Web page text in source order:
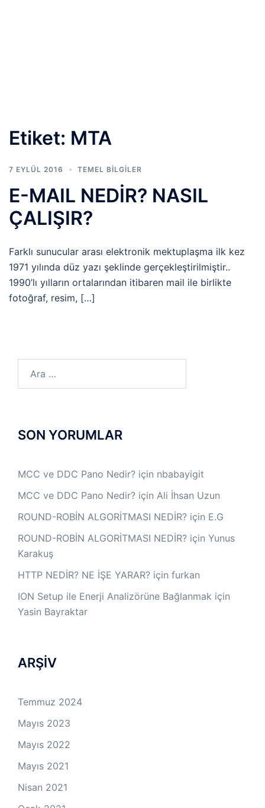
Etiket: MTA
7 EYLÜL 2016 TEMEL BİLGİLER
E-MAIL NEDİR? NASIL
ÇALIŞIR?
Farklı sunucular arası elektronik mektuplaşma ilk kez
1971 yılında düz yazı şeklinde gerçekleştirilmiştir..
1990’lı yılların ortalarından itibaren mail ile birlikte
fotoğraf, resim, […]
SON YORUMLAR
MCC ve DDC Pano Nedir? için nbabayigit
MCC ve DDC Pano Nedir? için Ali İhsan Uzun
ROUND-ROBİN ALGORİTMASI NEDİR? için E.G
ROUND-ROBİN ALGORİTMASI NEDİR? için Yunus
Karakuş
HTTP NEDİR? NE İŞE YARAR? için furkan
ION Setup ile Enerji Analizörüne Bağlanmak için
Yasin Bayraktar
ARŞİV
Temmuz 2024
Mayıs 2023
Mayıs 2022
Mayıs 2021
Nisan 2021